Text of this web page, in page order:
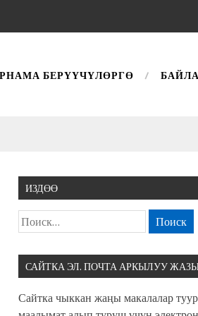
БЕРҮҮЧҮЛӨРГӨ
ИЗДӨӨ
САЙТКА ЭЛ. ПОЧТА АРКЫЛУУ
Сайтка чыккан жаңы макалалар